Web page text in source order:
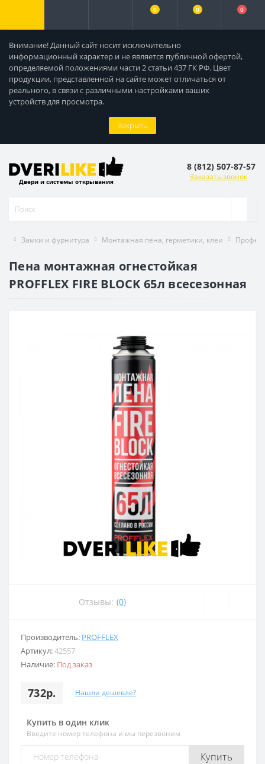
Внимание! Данный сайт носит исключительно
информационный характер и не является публичной офертой,
определяемой положениями части 2 статьи 437 ГК РФ. Цвет
продукции, представленной на сайте может отличаться от
реального, в связи с различными настройками ваших
устройств для просмотра.
Закрыть
0 0 0
Двери и системы открывания
8 (812) 507-87-57
Заказать звонок
Замки и фурнитура Монтажная пена, герметики, клеи
Пена монтажная огнестойкая
PROFFLEX FIRE BLOCK 65л всесезонная
Отзывы: (0)
Производитель: PROFFLEX
Артикул:42557
Наличие: Под заказ
732р. Нашли дешевле?
Купить в один клик
Введите номер телефона и мы перезвоним
Купить